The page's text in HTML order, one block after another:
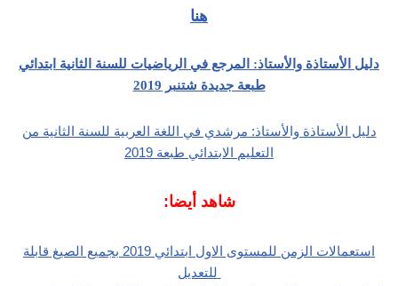
هنا
دليل الأستاذة والأستاذ: المرجع في الرياضيات للسنة الثانية ابتدائي
طبعة جديدة شتنبر 2019
دليل الأستاذة والأستاذ: مرشدي في اللغة العربية للسنة الثانية من
التعليم الابتدائي طبعة 2019
شاهد أيضا:
استعمالات الزمن للمستوى الاول ابتدائي 2019 بجميع الصيغ قابلة